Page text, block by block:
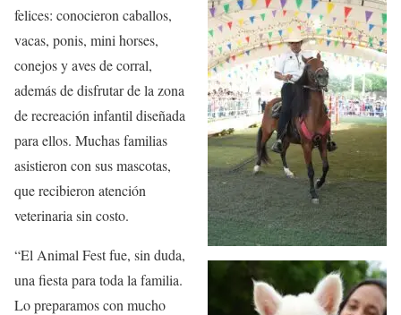
felices: conocieron caballos,
vacas, ponis, mini horses,
conejos y aves de corral,
además de disfrutar de la zona
de recreación infantil diseñada
para ellos. Muchas familias
asistieron con sus mascotas,
que recibieron atención
veterinaria sin costo.
“El Animal Fest fue, sin duda,
una fiesta para toda la familia.
Lo preparamos con mucho